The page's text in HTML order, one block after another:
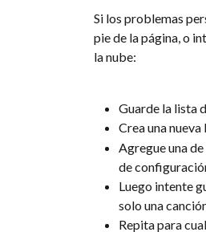
Si los problemas
pie de la página, o
la nube:
Guarde la lista
Crea una
Agregue una
de
Luego intente
solo una
Repita para